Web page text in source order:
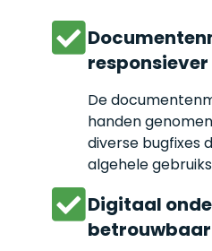
De
handen
diverse bugfixes
algehele
Digitaal